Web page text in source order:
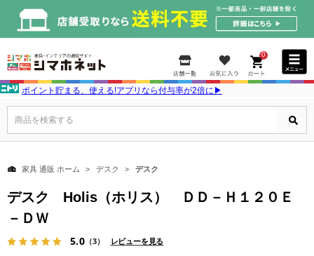
0
ポイント貯まる、使える!アプリなら付与率が2倍に▶
商品を検索する
家具 通販 ホーム デスク デスク
デスク Holis（ホリス） ＤＤ－Ｈ１２０Ｅ
－ＤＷ
5.0（3） レビューを見る